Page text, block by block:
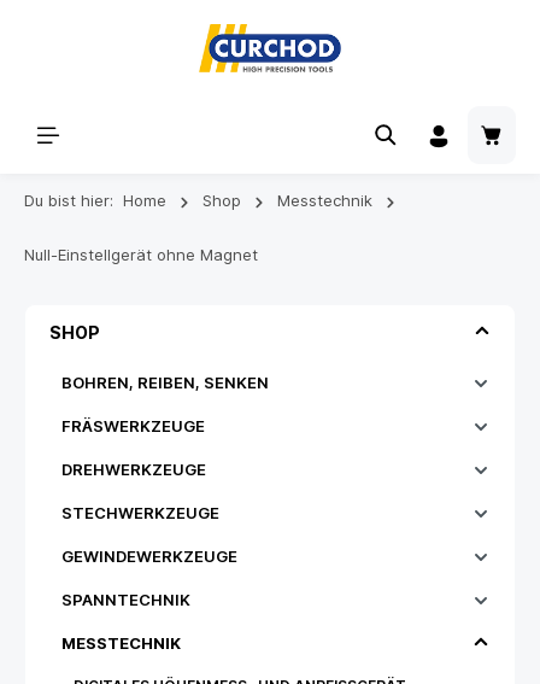
Du bist hier: Home Shop Messtechnik
Null-Einstellgerät ohne Magnet
SHOP
BOHREN, REIBEN, SENKEN
FRÄSWERKZEUGE
DREHWERKZEUGE
STECHWERKZEUGE
GEWINDEWERKZEUGE
SPANNTECHNIK
MESSTECHNIK